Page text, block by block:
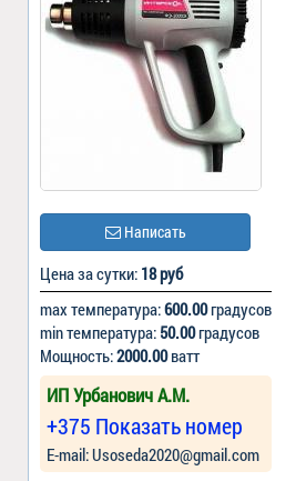
Написать
Цена за сутки: 18 руб
max температура:600.00градусов
min температура: 50.00градусов
Мощность:2000.00ватт
ИП Урбанович А.М.
+375 Показать номер
Е-mail: Usoseda2020@gmail.com